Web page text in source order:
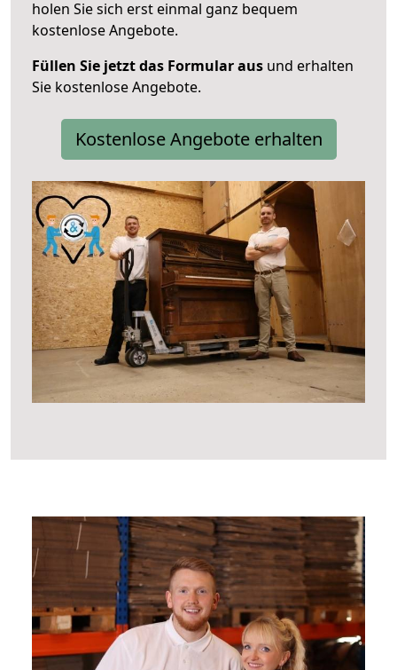
holen Sie sich erst einmal ganz bequem
kostenlose Angebote.
Füllen Sie jetzt das Formular aus und erhalten
Sie kostenlose Angebote.
Kostenlose Angebote erhalten